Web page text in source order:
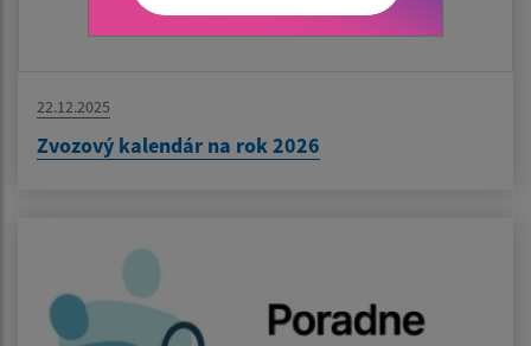
22.12.2025
Zvozový kalendár na rok 2026